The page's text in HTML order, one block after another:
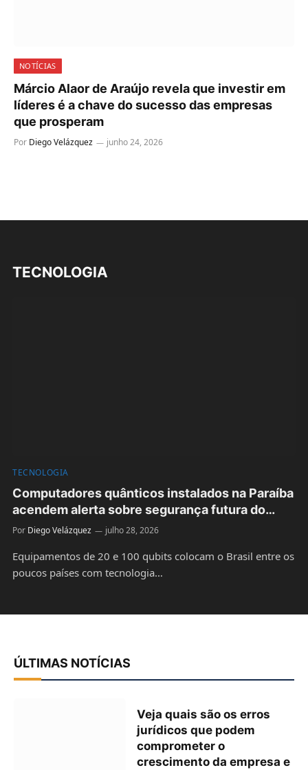
NOTÍCIAS
Márcio Alaor de Araújo revela que investir em
líderes é a chave do sucesso das empresas
que prosperam
Por Diego Velázquez junho 24, 2026
TECNOLOGIA
TECNOLOGIA
Computadores quânticos instalados na Paraíba
acendem alerta sobre segurança futura do
Bitcoin
Por Diego Velázquez julho 28, 2026
Equipamentos de 20 e 100 qubits colocam o Brasil entre os
poucos países com tecnologia…
ÚLTIMAS NOTÍCIAS
Veja quais são os erros
jurídicos que podem
comprometer o
crescimento da empresa e